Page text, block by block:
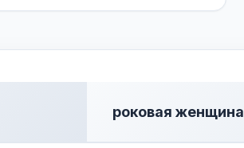
роковая женщина